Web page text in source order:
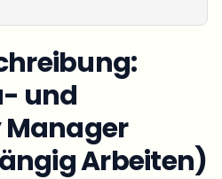
und
Arbeiten)